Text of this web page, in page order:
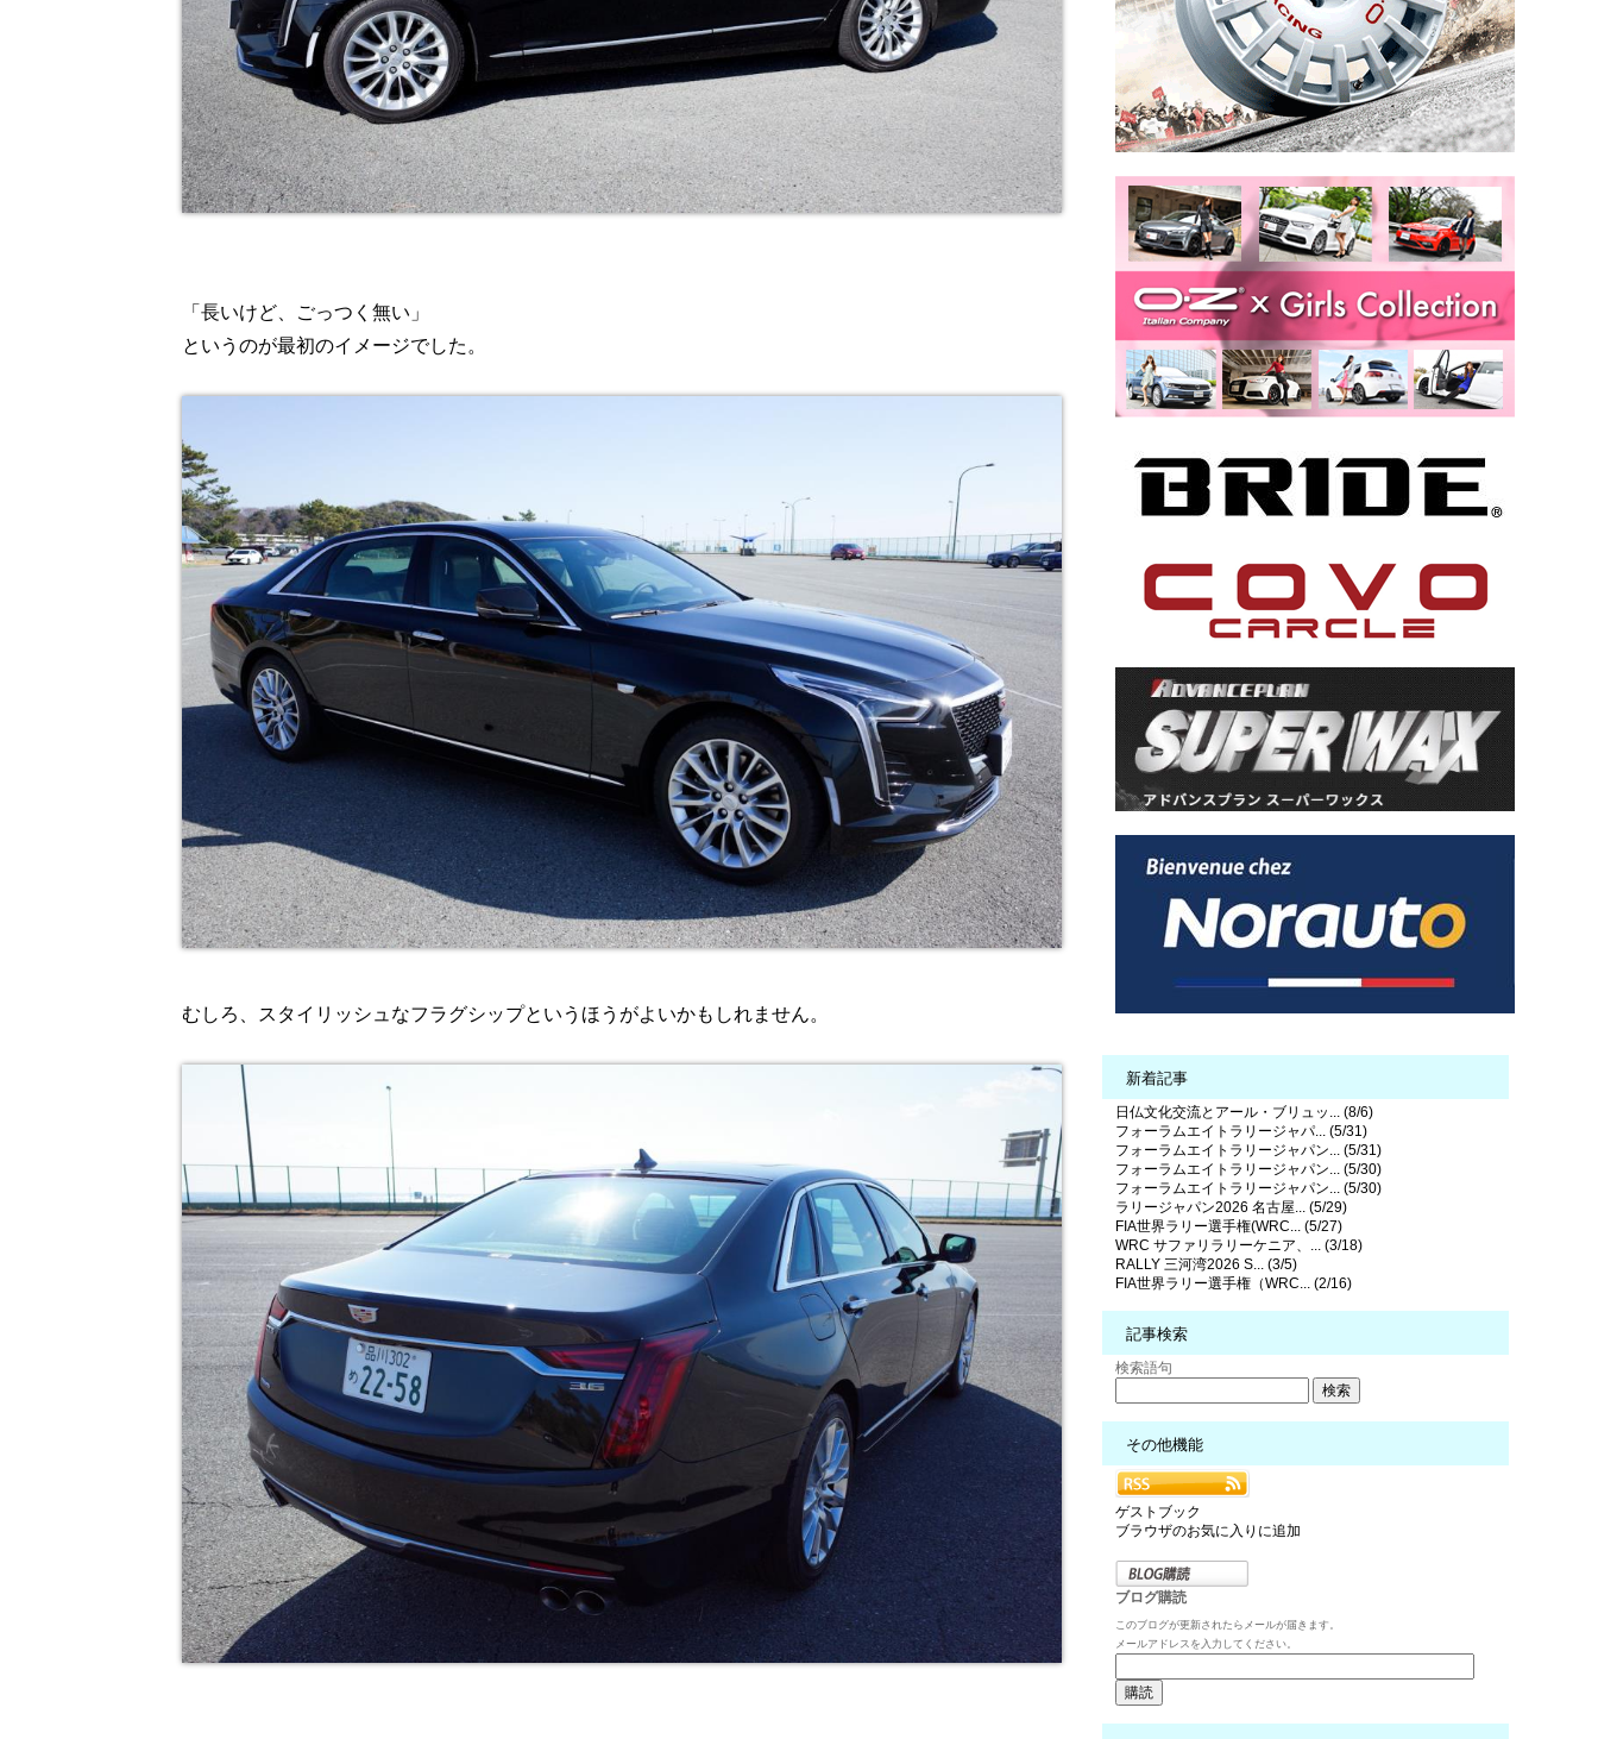
「長いけど、ごっつく無い」
というのが最初のイメージでした。
むしろ、スタイリッシュなフラグシップというほうがよいかもしれません。
新着記事
日仏文化交流とアール・ブリュッ... (8/6)
フォーラムエイトラリージャパ... (5/31)
フォーラムエイトラリージャパン... (5/31)
フォーラムエイトラリージャパン... (5/30)
フォーラムエイトラリージャパン... (5/30)
ラリージャパン2026 名古屋... (5/29)
FIA世界ラリー選手権(WRC... (5/27)
WRC サファリラリーケニア、... (3/18)
RALLY 三河湾2026 S... (3/5)
FIA世界ラリー選手権（WRC... (2/16)
記事検索
検索語句
その他機能
ゲストブック
ブラウザのお気に入りに追加
ブログ購読
このブログが更新されたらメールが届きます。
メールアドレスを入力してください。